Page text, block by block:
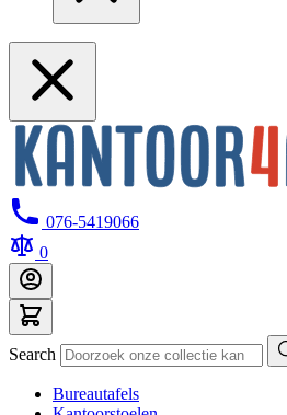
076-5419066
0
Search
Bureautafels